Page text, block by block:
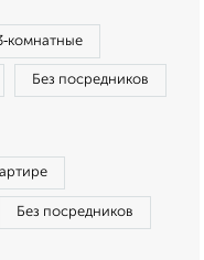
Без посредников
Без посредников